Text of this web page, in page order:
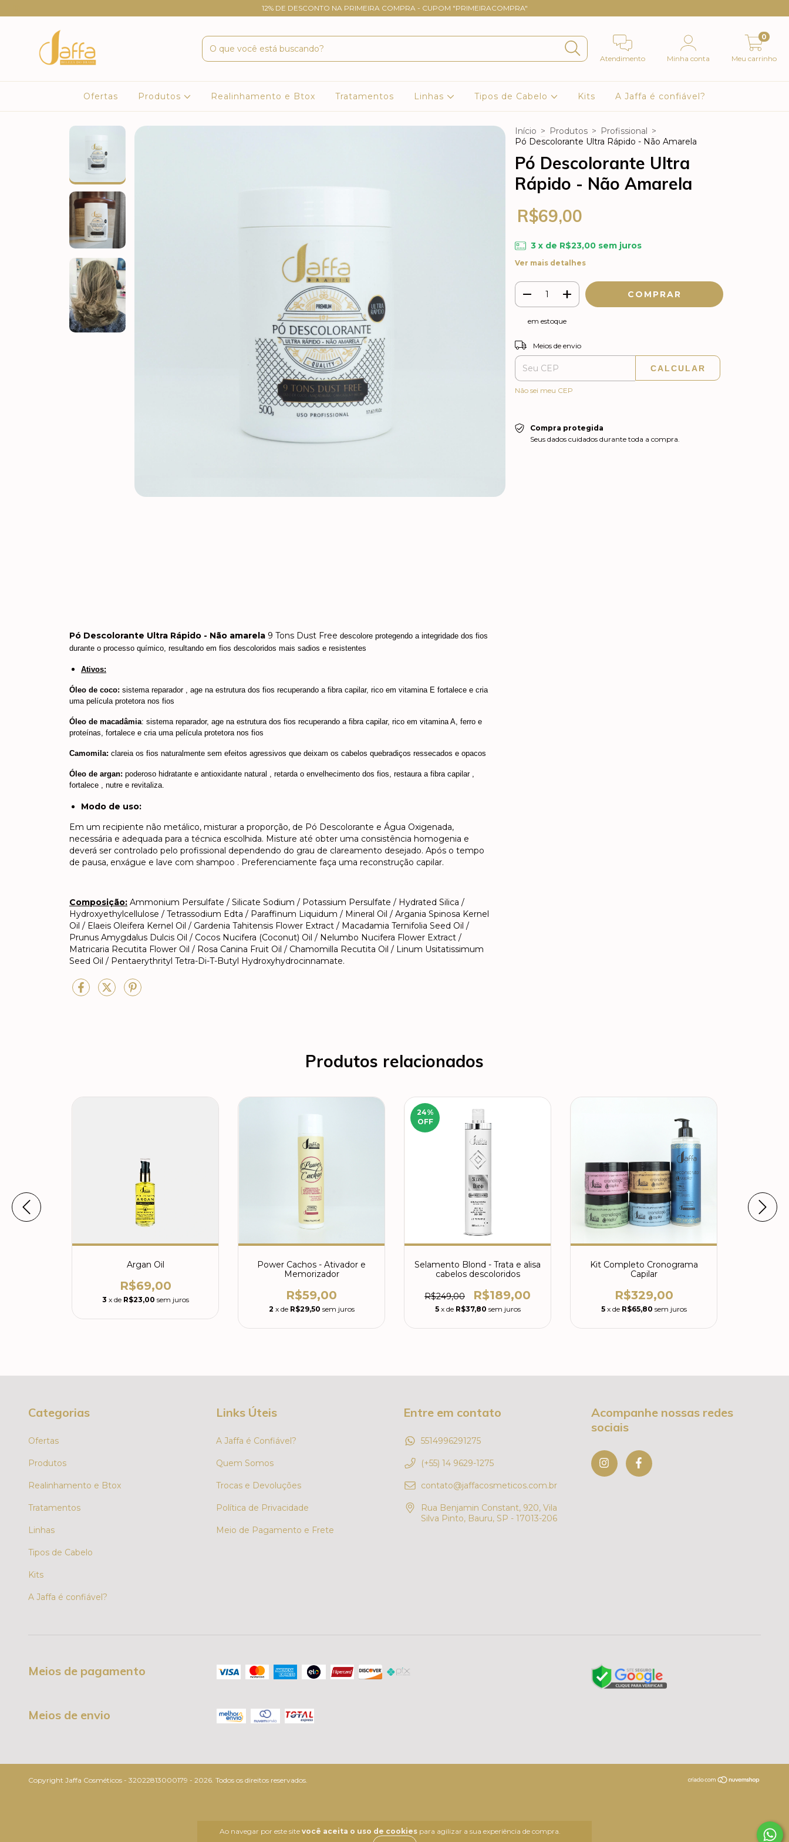
12% DE DESCONTO NA PRIMEIRA COMPRA - CUPOM "PRIMEIRACOMPRA"
Atendimento Minha conta Meu carrinho
0
Ofertas Produtos Realinhamento e Btox Tratamentos Linhas Tipos de Cabelo Kits A Jaffa é confiável?
Ao navegar por este site você aceita o uso de cookiespara agilizar a sua experiência de compra.
Pó Descolorante Ultra Rápido - Não amarela 9 Tons Dust Free descolore protegendo a integridade dos fios
durante o processo químico, resultando em fios descoloridos mais sadios e resistentes
Ativos:
Óleo de coco: sistema reparador , age na estrutura dos fios recuperando a fibra capilar, rico em vitamina E fortalece e cria
uma película protetora nos fios
Óleo de macadâmia: sistema reparador, age na estrutura dos fios recuperando a fibra capilar, rico em vitamina A, ferro e
proteínas, fortalece e cria uma película protetora nos fios
Camomila: clareia os fios naturalmente sem efeitos agressivos que deixam os cabelos quebradiços ressecados e opacos
Óleo de argan: poderoso hidratante e antioxidante natural , retarda o envelhecimento dos fios, restaura a fibra capilar ,
fortalece , nutre e revitaliza.
Modo de uso:
Em um recipiente não metálico, misturar a proporção, de Pó Descolorante e Água Oxigenada,
necessária e adequada para a técnica escolhida. Misture até obter uma consistência homogenia e
deverá ser controlado pelo profissional dependendo do grau de clareamento desejado. Após o tempo
de pausa, enxágue e lave com shampoo . Preferenciamente faça uma reconstrução capilar.
Composição: Ammonium Persulfate / Silicate Sodium / Potassium Persulfate / Hydrated Silica /
Hydroxyethylcellulose / Tetrassodium Edta / Paraffinum Liquidum / Mineral Oil / Argania Spinosa Kernel
Oil / Elaeis Oleifera Kernel Oil / Gardenia Tahitensis Flower Extract / Macadamia Ternifolia Seed Oil /
Prunus Amygdalus Dulcis Oil / Cocos Nucifera (Coconut) Oil / Nelumbo Nucifera Flower Extract /
Matricaria Recutita Flower Oil / Rosa Canina Fruit Oil / Chamomilla Recutita Oil / Linum Usitatissimum
Seed Oil / Pentaerythrityl Tetra-Di-T-Butyl Hydroxyhydrocinnamate.
Início > Produtos > Profissional >
Pó Descolorante Ultra Rápido - Não Amarela
Pó Descolorante Ultra
Rápido - Não Amarela
R$69,00
3 x de R$23,00 sem juros
Ver mais detalhes
em estoque
Entregas para o CEP:
Meios de envio
CALCULAR
Não sei meu CEP
Compra protegida
Seus dados cuidados durante toda a compra.
Produtos relacionados
Argan Oil
R$69,00
3 x de R$23,00 sem juros
Power Cachos - Ativador e
Memorizador
R$59,00
2 x de R$29,50 sem juros
24%
OFF
Selamento Blond - Trata e alisa
cabelos descoloridos
R$249,00 R$189,00
5 x de R$37,80 sem juros
Kit Completo Cronograma
Capilar
R$329,00
5 x de R$65,80 sem juros
Categorias
Ofertas
Produtos
Realinhamento e Btox
Tratamentos
Linhas
Tipos de Cabelo
Kits
A Jaffa é confiável?
Links Úteis
A Jaffa é Confiável?
Quem Somos
Trocas e Devoluções
Política de Privacidade
Meio de Pagamento e Frete
Entre em contato
5514996291275
(+55) 14 9629-1275
contato@jaffacosmeticos.com.br
Rua Benjamin Constant, 920, Vila
Silva Pinto, Bauru, SP - 17013-206
Acompanhe nossas redes
sociais
Meios de pagamento
Meios de envio
Copyright Jaffa Cosméticos - 32022813000179 - 2026. Todos os direitos reservados.